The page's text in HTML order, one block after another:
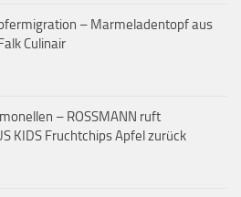
– Marmeladentopf aus
Culinair
– ROSSMANN ruft
KIDS Fruchtchips Apfel zurück